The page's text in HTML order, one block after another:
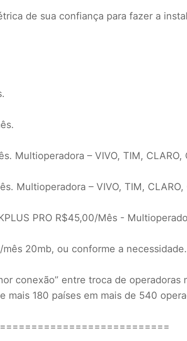
de sua confiança para fazer a
Multioperadora – VIVO, TIM, CLARO,
Multioperadora – VIVO, TIM, CLARO,
PRO R$45,00/Mês -
mês 20mb, ou conforme a necessidade.
conexão” entre troca de operadoras
mais 180 países em mais de 540